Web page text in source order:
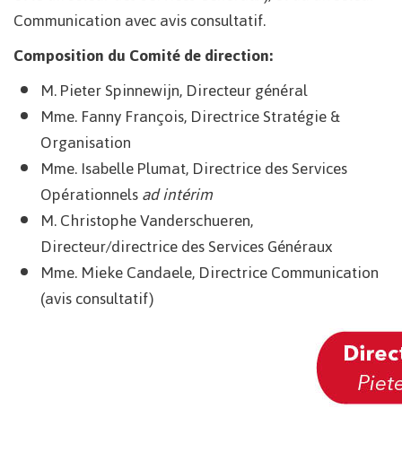
Communication avec avis consultatif.
Composition du Comité de direction:
M. Pieter Spinnewijn, Directeur général
Mme. Fanny François, Directrice Stratégie &
Organisation
Mme. Isabelle Plumat, Directrice des Services
Opérationnelsad intérim
M. Christophe Vanderschueren,
Directeur/directrice des Services Généraux
Mme. Mieke Candaele, Directrice Communication
(avis consultatif)